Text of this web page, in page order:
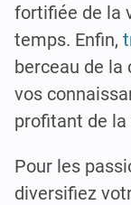
fortifiée de la
temps. Enfin,
berceau de
vos
profitant de
Pour les
diversifiez